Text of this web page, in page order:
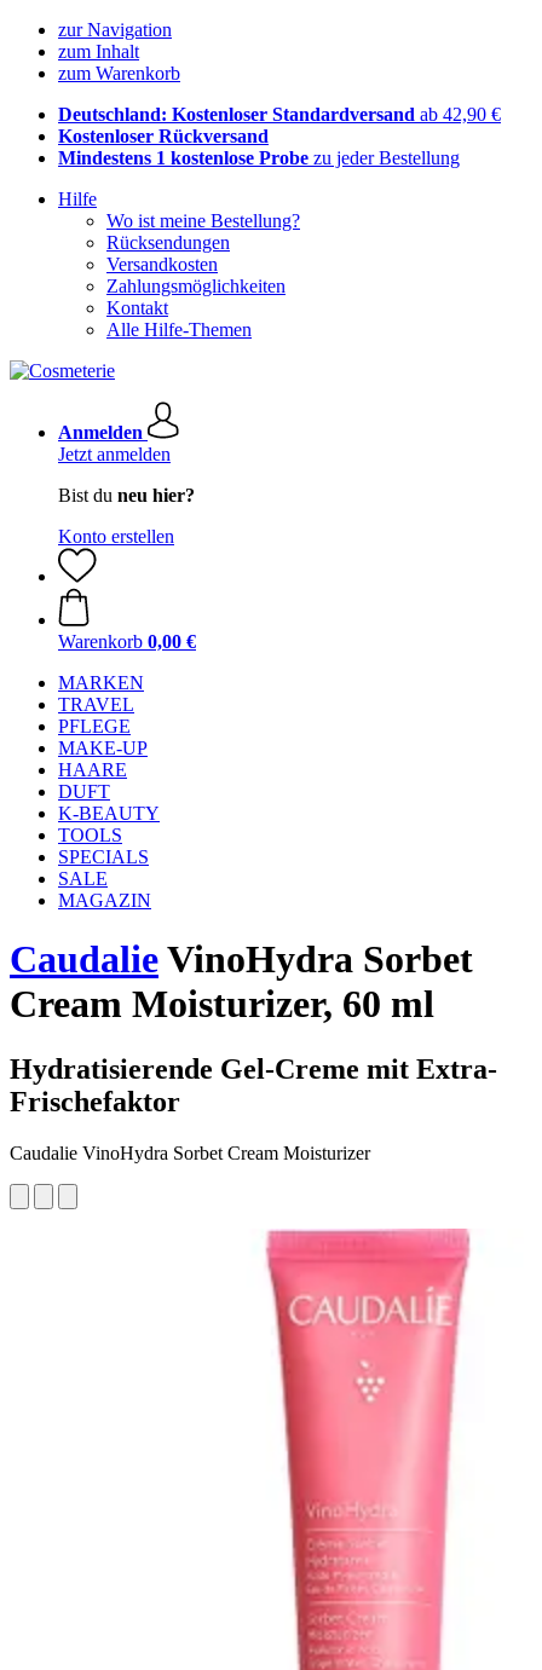
zur Navigation
zum Inhalt
zum Warenkorb
Deutschland: Kostenloser Standardversand ab 42,90 €
Kostenloser Rückversand
Mindestens 1 kostenlose Probe zu jeder Bestellung
Hilfe
Wo ist meine Bestellung?
Rücksendungen
Versandkosten
Zahlungsmöglichkeiten
Kontakt
Alle Hilfe-Themen
Anmelden
Jetzt anmelden
Bist du neu hier?
Konto erstellen
Warenkorb 0,00 €
MARKEN
TRAVEL
PFLEGE
MAKE-UP
HAARE
DUFT
K-BEAUTY
TOOLS
SPECIALS
SALE
MAGAZIN
CaudalieVinoHydra Sorbet
Cream Moisturizer, 60 ml
Hydratisierende Gel-Creme mit Extra-
Frischefaktor
Caudalie VinoHydra Sorbet Cream Moisturizer